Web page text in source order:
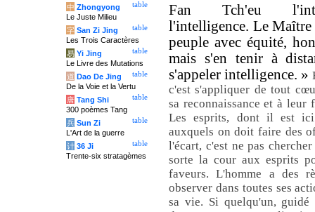
Fan Tch'eu
l'intelligence. Le
peuple avec équité,
mais s'en tenir à
s'appeler intelligence. »
c'est s'appliquer de tout
sa reconnaissance et à leur
Les esprits, dont il est
auxquels on doit faire des
l'écart, c'est ne pas
sorte la cour aux esprits
faveurs. L'homme a des
observer dans toutes ses
sa vie. Si quelqu'un, guidé
table
中 Zhongyong
Le Juste Milieu
table
字 San Zi Jing
Les Trois Caractères
table
易 Yi Jing
Le Livre des Mutations
table
道 Dao De Jing
De la Voie et la Vertu
table
唐 Tang Shi
300 poèmes Tang
table
兵 Sun Zi
L'Art de la guerre
table
计 36 Ji
Trente-six stratagèmes